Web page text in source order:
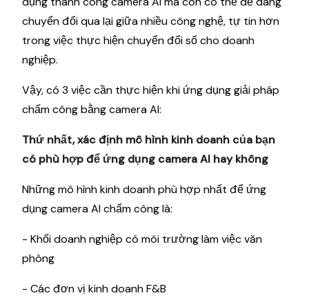
chuyển đổi qua lại giữa nhiều công nghệ, tự tin hơn
trong việc thực hiện chuyển đổi số cho doanh
nghiệp.
Vậy, có 3 việc cần thực hiện khi ứng dụng giải pháp
chấm công bằng camera AI:
Thứ nhất, xác định mô hình kinh doanh của bạn
có phù hợp để ứng dụng camera AI hay không
Những mô hình kinh doanh phù hợp nhất để ứng
dụng camera AI chấm công là:
- Khối doanh nghiệp có môi trường làm việc văn
phòng
- Các đơn vị kinh doanh F&B